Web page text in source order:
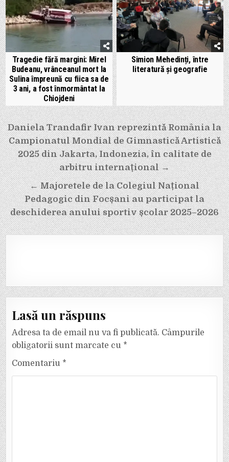
Tragedie fără margini: Mirel
Budeanu, vrânceanul mort la
Sulina împreună cu fiica sa de
3 ani, a fost înmormântat la
Chiojdeni
Simion Mehedinți, între
literatură și geografie
Navigare
în
articole
Daniela Trandafir Ivan reprezintă România la
Campionatul Mondial de Gimnastică Artistică
2025 din Jakarta, Indonezia, în calitate de
arbitru internațional →
← Majoretele de la Colegiul Național
Pedagogic din Focșani au participat la
deschiderea anului sportiv școlar 2025–2026
Lasă un răspuns
Adresa ta de email nu va fi publicată. Câmpurile
obligatorii sunt marcate cu *
Comentariu *